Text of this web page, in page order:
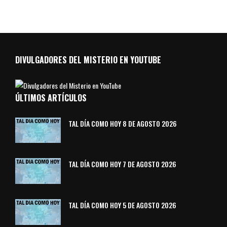
DIVULGADORES DEL MISTERIO EN YOUTUBE
ÚLTIMOS ARTÍCULOS
TAL DÍA COMO HOY 8 DE AGOSTO 2026
TAL DÍA COMO HOY 7 DE AGOSTO 2026
TAL DÍA COMO HOY 5 DE AGOSTO 2026